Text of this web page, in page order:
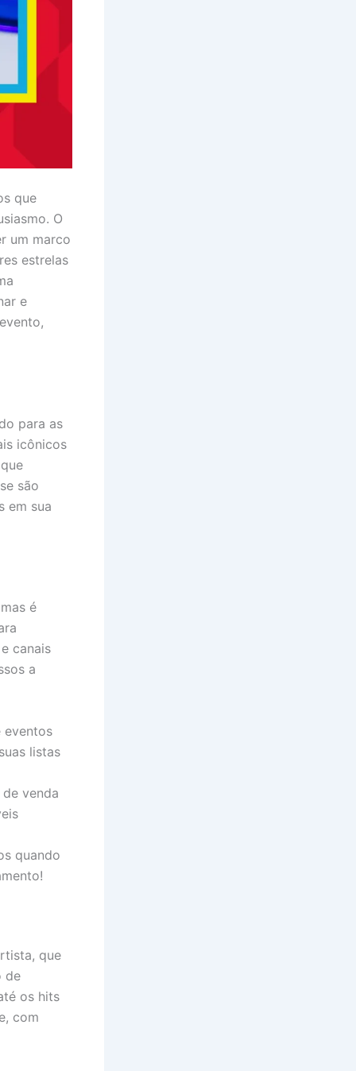
que
O
um marco
estrelas
e
para as
icônicos
são
em sua
é
canais
a
eventos
listas
venda
quando
que
de
os hits
com